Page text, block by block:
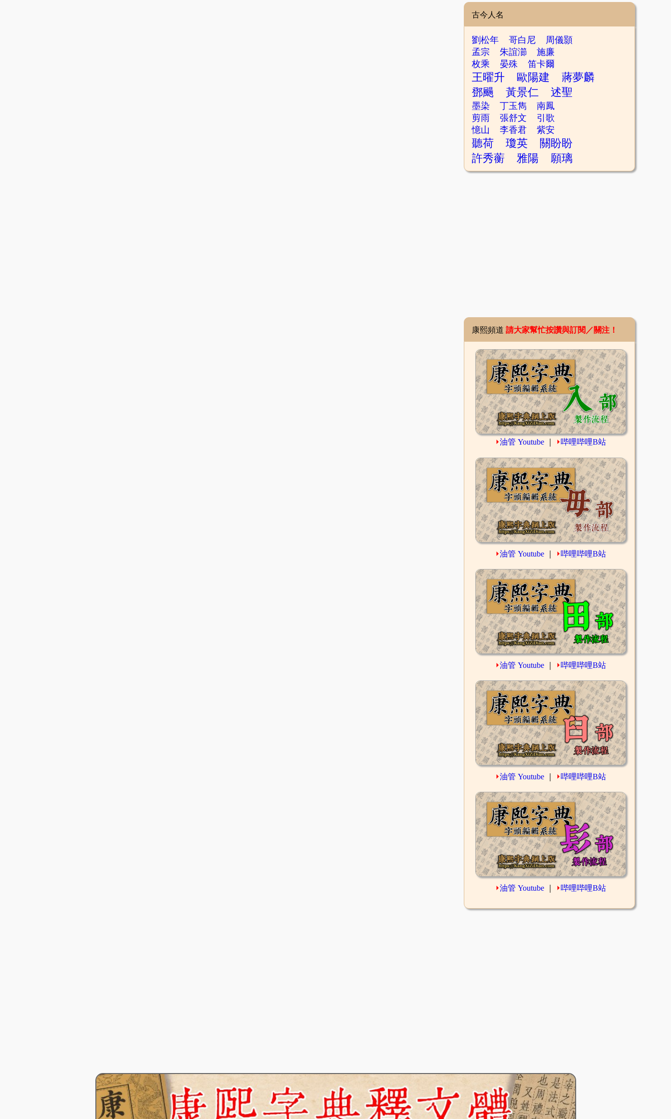
古今人名
劉松年 哥白尼
周儀顥
孟宗
朱誼瀄
施廉
枚乘
晏殊 笛卡爾
王曜升 歐陽建
蔣夢麟
鄧颺
黃景仁 述聖
墨染 丁玉雋
南鳳
剪雨
張舒文
引歌
憶山
李香君 紫安
聽荷 瓊英
關盼盼
許秀蘅
雅陽 願璃
康熙頻道 請大家幫忙按讚與訂閱／關注！
⏵油管 Youtube ⏵哔哩哔哩B站
⏵油管 Youtube ⏵哔哩哔哩B站
⏵油管 Youtube ⏵哔哩哔哩B站
⏵油管 Youtube ⏵哔哩哔哩B站
⏵油管 Youtube ⏵哔哩哔哩B站